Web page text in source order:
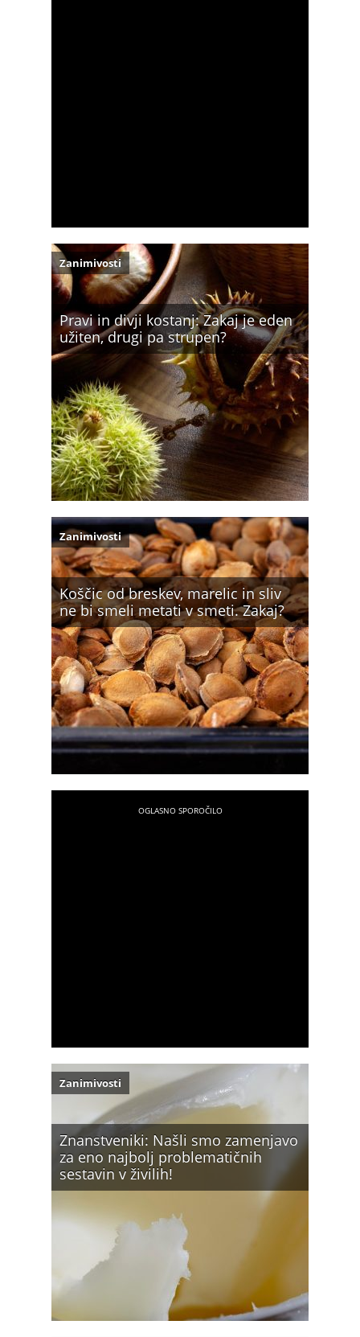
Pravi in divji kostanj: Zakaj je eden
užiten, drugi pa strupen?
Zanimivosti
Koščic od breskev, marelic in sliv
ne bi smeli metati v smeti. Zakaj?
Zanimivosti
Znanstveniki: Našli smo zamenjavo
za eno najbolj problematičnih
sestavin v živilih!
Zanimivosti